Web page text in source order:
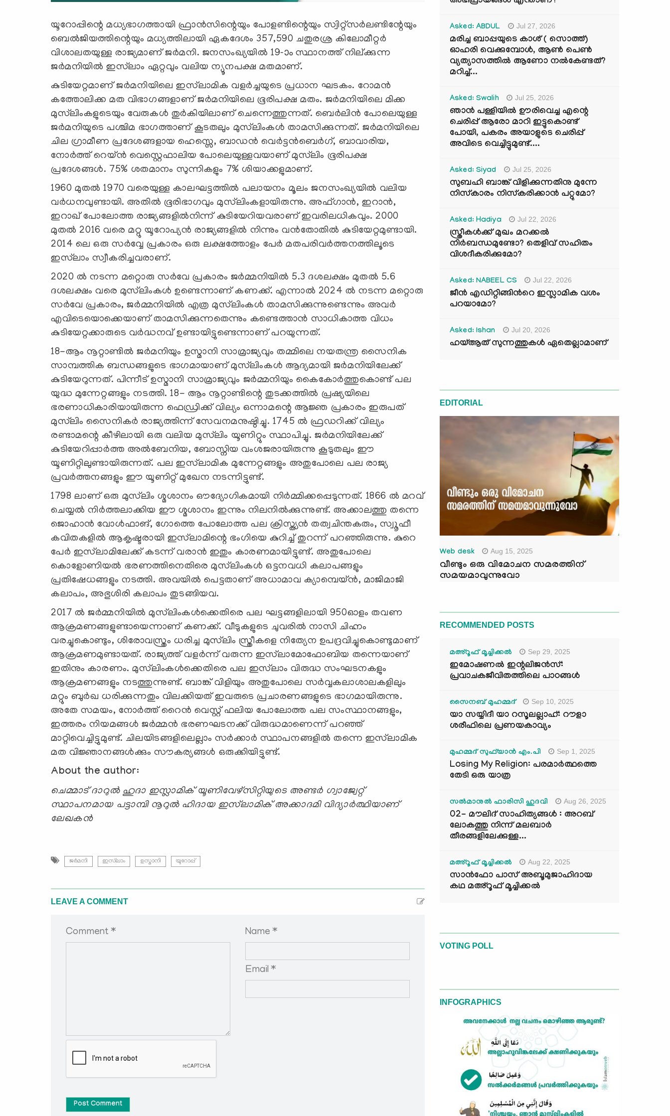
യൂറോപ്പിന്റെ മധ്യഭാഗത്തായി ഫ്രാൻസിന്റെയും പോളണ്ടിന്റെയും സ്വിറ്റ്സർലണ്ടിന്റേയും
ബെൽജിയത്തിന്റെയും മധ്യത്തിലായി ഏകദേശം 357,590 ചതുരശ്ര കിലോമീറ്റര്‍
വിശാലതയുള്ള രാജ്യമാണ് ജർമനി. ജനസംഖ്യയിൽ 19-ാം സ്ഥാനത്ത് നില്ക്കുന്ന
ജർമനിയിൽ ഇസ്‍ലാം ഏറ്റവും വലിയ ന്യൂനപക്ഷ മതമാണ്.
കുടിയേറ്റമാണ് ജർമനിയിലെ ഇസ്‍ലാമിക വളർച്ചയുടെ പ്രധാന ഘടകം. റോമൻ
കത്തോലിക്ക മത വിഭാഗങ്ങളാണ് ജർമനിയിലെ ഭൂരിപക്ഷ മതം. ജർമനിയിലെ മിക്ക
മുസ്‍ലിംകളുടെയും വേരുകള്‍ തുര്‍കിയിലാണ് ചെന്നെത്തുന്നത്. ബെർലിൻ പോലെയുള്ള
ജർമനിയുടെ പശ്ചിമ ഭാഗത്താണ് കൂടതലും മുസ്‍ലിംകള്‍ താമസിക്കുന്നത്. ജർമനിയിലെ
ചില ഗ്രാമീണ പ്രദേശങ്ങളായ ഹെസ്സെ, ബാഡൻ വെർട്ടൻബെർഗ്, ബാവാരിയ,
നോർത്ത് റെയ്ൻ വെസ്റ്റെഫാലിയ പോലെയുള്ളവയാണ് മുസ്‍ലിം ഭൂരിപക്ഷ
പ്രദേശങ്ങള്‍. 75% ശതമാനം സുന്നികളും 7% ശിയാക്കളുമാണ്.
1960 മുതൽ 1970 വരെയുള്ള കാലഘട്ടത്തിൽ പലായനം മൂലം ജനസംഖ്യയിൽ വലിയ
വർധനവുണ്ടായി. അതിൽ ഭൂരിഭാഗവും മുസ്‌ലിംകളായിരുന്നു. അഫ്‌ഗാൻ, ഇറാൻ,
ഇറാഖ് പോലോത്ത രാജ്യങ്ങളില്‍നിന്ന് കുടിയേറിയവരാണ് ഇവരിലധികവും. 2000
മുതൽ 2016 വരെ മറ്റു യൂറോപ്യന്‍ രാജ്യങ്ങളിൽ നിന്നും വന്‍തോതില്‍ കുടിയേറ്റമുണ്ടായി.
2014 ലെ ഒരു സർവ്വേ പ്രകാരം ഒരു ലക്ഷത്തോളം പേര്‍ മതപരിവര്‍ത്തനത്തിലൂടെ
ഇസ്‍ലാം സ്വീകരിച്ചവരാണ്.
2020 ൽ നടന്ന മറ്റൊരു സർവേ പ്രകാരം ജർമ്മനിയിൽ 5.3 ദശലക്ഷം മുതൽ 5.6
ദശലക്ഷം വരെ മുസ്‍ലിംകള്‍ ഉണ്ടെന്നാണ് കണക്ക്. എന്നാൽ 2024 ൽ നടന്ന മറ്റൊരു
സർവേ പ്രകാരം, ജർമ്മനിയിൽ എത്ര മുസ്‍ലിംകൾ താമസിക്കുന്നുണ്ടെന്നും അവർ
എവിടെയൊക്കെയാണ് താമസിക്കുന്നതെന്നും കണ്ടെത്താൻ സാധികാത്ത വിധം
കുടിയേറ്റക്കാരുടെ വര്‍ദ്ധനവ് ഉണ്ടായിട്ടുണ്ടെന്നാണ് പറയുന്നത്.
18-ആം നൂറ്റാണ്ടിൽ ജർമനിയും ഉസ്മാനി സാമ്രാജ്യവും തമ്മിലെ നയതന്ത്ര സൈനിക
സാമ്പത്തിക ബന്ധങ്ങളുടെ ഭാഗമായാണ് മുസ്‍ലിംകൾ ആദ്യമായി ജർമനിയിലേക്ക്
കുടിയേറുന്നത്. പിന്നീട് ഉസ്മാനി സാമ്രാജ്യവും ജർമ്മനിയും കൈകോർത്തുകൊണ്ട് പല
യുദ്ധ മുന്നേറ്റങ്ങളും നടത്തി. 18- ആം നൂറ്റാണ്ടിന്റെ തുടക്കത്തിൽ പ്രഷ്യയിലെ
ഭരണാധികാരിയായിരുന്ന ഫെഡ്രിക്ക് വില്യം ഒന്നാമന്റെ ആജ്ഞ പ്രകാരം ഇരുപത്
മുസ്‍ലിം സൈനികർ രാജ്യത്തിന്ന് സേവനമനുഷ്ഠിച്ചു. 1745 ൽ ഫ്രഡറിക്ക് വില്യം
രണ്ടാമന്റെ കീഴിലായി ഒരു വലിയ മുസ്‍ലിം യൂണിറ്റും സ്ഥാപിച്ചു. ജർമനിയിലേക്ക്
കുടിയേറിപ്പാർത്ത അൽബേനിയ, ബോസ്നിയ വംശജരായിരുന്നു കൂടുതലും ഈ
യൂണിറ്റിലുണ്ടായിരുന്നത്. പല ഇസ്‍ലാമിക മുന്നേറ്റങ്ങളും അതുപോലെ പല രാജ്യ
പ്രവർത്തനങ്ങളും ഈ യൂണിറ്റ് മുഖേന നടന്നിട്ടുണ്ട്.
1798 ലാണ് ഒരു മുസ്‍ലിം ശ്മശാനം ഔദ്യോഗികമായി നിർമ്മിക്കപ്പെടുന്നത്. 1866 ൽ മറവ്
ചെയ്യല്‍ നിര്‍ത്തലാക്കിയ ഈ ശ്മശാനം ഇന്നും നിലനിൽക്കുന്നുണ്ട്. അക്കാലത്തു തന്നെ
ജൊഹാൻ വോൾഫാങ്, ഗോത്തെ പോലോത്ത പല ക്രിസ്ത്യൻ തത്വചിന്തകരും, സ്വൂഫീ
കവിതകളില്‍ ആകൃഷ്ടരായി ഇസ്‍ലാമിന്റെ ഭംഗിയെ കുറിച്ച് തുറന്ന് പറഞ്ഞിരുന്നു. കുറെ
പേർ ഇസ്‍ലാമിലേക്ക് കടന്ന് വരാന്‍ ഇതും കാരണമായിട്ടുണ്ട്. അതുപോലെ
കൊളോണിയൽ ഭരണത്തിനെതിരെ മുസ്‍ലിംകൾ ഒട്ടനവധി കലാപങ്ങളും
പ്രതിഷേധങ്ങളും നടത്തി. അവയിൽ പെട്ടതാണ് അധാമാവ ക്യാമ്പെയ്ൻ, മാജിമാജി
കലാപം, അഭുശിരി കലാപം തുടങ്ങിയവ.
2017 ൽ ജർമ്മനിയിൽ മുസ്‌ലിംകൾക്കെതിരെ പല ഘട്ടങ്ങളിലായി 950ഓളം തവണ
ആക്രമണങ്ങളുണ്ടായെന്നാണ് കണക്ക്. വീടുകളുടെ ചുവരിൽ നാസി ചിഹ്നം
വരച്ചുകൊണ്ടും, ശിരോവസ്ത്രം ധരിച്ച മുസ്‍ലിം സ്ത്രീകളെ നിത്യേന ഉപദ്രവിച്ചുകൊണ്ടുമാണ്
ആക്രമണമുണ്ടായത്. രാജ്യത്ത് വളര്‍ന്ന് വരുന്ന ഇസ്‍ലാമോഫോബിയ തന്നെയാണ്
ഇതിനും കാരണം. മുസ്‌ലിംകൾക്കെതിരെ പല ഇസ്‍ലാം വിരുദ്ധ സംഘടനകളും
ആക്രമണങ്ങളും നടത്തുന്നുണ്ട്. ബാങ്ക് വിളിയും അതുപോലെ സര്‍വ്വകലാശാലകളിലും
മറ്റും ബുർഖ ധരിക്കുന്നതും വിലക്കിയത് ഇവരുടെ പ്രചാരണങ്ങളുടെ ഭാഗമായിരുന്നു.
അതേ സമയം, നോർത്ത് റൈൻ വെസ്റ്റ് ഫലിയ പോലോത്ത പല സംസ്ഥാനങ്ങളും,
ഇത്തരം നിയമങ്ങള്‍ ജര്‍മ്മന്‍ ഭരണഘടനക്ക് വിരുദ്ധമാണെന്ന് പറഞ്ഞ്
മാറ്റിവെച്ചിട്ടുമുണ്ട്. ചിലയിടങ്ങളിലെല്ലാം സര്‍ക്കാര്‍ സ്ഥാപനങ്ങളില്‍ തന്നെ ഇസ്‍ലാമിക
മത വിജ്ഞാനങ്ങള്‍ക്കും സൗകര്യങ്ങള്‍ ഒരുക്കിയിട്ടുണ്ട്.
About the author:
ചെമ്മാട് ദാറുൽ ഹുദാ ഇസ്ലാമിക് യൂണിവേഴ്സിറ്റിയുടെ അണ്ടര്‍ ഗ്വാജ്വേറ്റ്
സ്ഥാപനമായ പട്ടാമ്പി നൂറുൽ ഹിദായ ഇസ്‍ലാമിക് അക്കാദമി വിദ്യാര്‍ത്ഥിയാണ്
ലേഖകന്‍
ജർമനി ഇസ്‍ലാം ഉസ്മാനി യൂറോപ്പ്
LEAVE A COMMENT
Comment * Name *
Email *
Post Comment
Asked: ABDUL Jul 27, 2026
മരിച്ച ബാപ്പയുടെ കാശ് ( സൊത്ത്)
ഓഹരി വെക്കുമ്പോൾ, ആണ്‍ പെണ്‍
വ്യത്യാസത്തില്‍ ആണോ നല്‍കേണ്ടത്?
മറിച്ച്...
Asked: Swalih Jul 25, 2026
ഞാൻ പള്ളിയിൽ ഊരിവെച്ച എന്റെ
ചെരിപ്പ് ആരോ മാറി ഇട്ടുകൊണ്ട്
പോയി, പകരം അയാളുടെ ചെരിപ്പ്
അവിടെ വെച്ചിട്ടുമുണ്ട്....
Asked: Siyad Jul 25, 2026
സുബഹി ബാങ്ക് വിളിക്കുന്നതിനു മുന്നേ
നിസ്കാരം നിസ്കരിക്കാൻ പറ്റുമോ?
Asked: Hadiya Jul 22, 2026
സ്ത്രീകൾക്ക് മുഖം മറക്കൽ
നിർബന്ധമുണ്ടോ? തെളിവ് സഹിതം
വിശദീകരിക്കുമോ?
Asked: NABEEL CS Jul 22, 2026
ജീൻ എഡിറ്റിങ്ങിന്‍റെ ഇസ്ലാമിക വശം
പറയാമോ?
Asked: Ishan Jul 20, 2026
ഹയ്ആത് സുന്നത്തുകൾ ഏതെല്ലാമാണ്
EDITORIAL
Web desk Aug 15, 2025
വീണ്ടും ഒരു വിമോചന സമരത്തിന്
സമയമാവുന്നുവോ
RECOMMENDED POSTS
മഅ്റൂഫ് മൂച്ചിക്കല്‍ Sep 29, 2025
ഇമോഷണൽ ഇന്റലിജൻസ്:
പ്രവാചകജീവിതത്തിലെ പാഠങ്ങൾ
സൈനബ് മുഹമ്മദ് Sep 10, 2025
യാ സയ്യിദീ യാ റസൂലല്ലാഹ്: റൗളാ
ശരീഫിലെ പ്രണയകാവ്യം
മുഹമ്മദ് സുഫ്‌യാൻ എം.പി Sep 1, 2025
Losing My Religion: പരമാർത്ഥത്തെ
തേടി ഒരു യാത്ര
സൽമാനുൽ ഫാരിസി ഹുദവി Aug 26, 2025
02- മൗലിദ് സാഹിത്യങ്ങൾ : അറബ്
ലോകത്തു നിന്ന് മലബാർ
തീരങ്ങളിലേക്കുള്ള...
മഅ്റൂഫ് മൂച്ചിക്കല്‍ Aug 22, 2025
സാൻഫോ പാസ് അബൂമുജാഹിദായ
കഥ മഅ്റൂഫ് മൂച്ചിക്കല്‍
VOTING POLL
INFOGRAPHICS